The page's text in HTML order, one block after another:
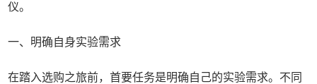
仪。
一、明确自身实验需求
在踏入选购之旅前，首要任务是明确自己的实验需求。不同